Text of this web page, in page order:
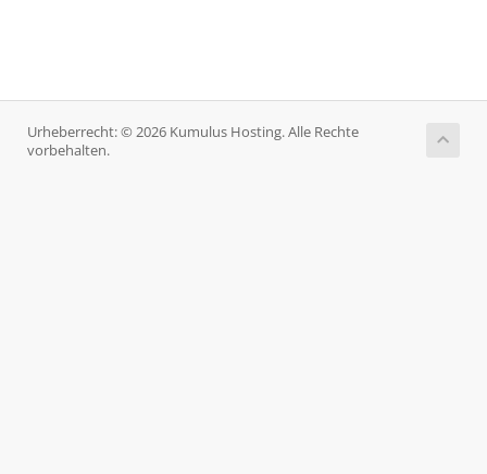
Urheberrecht: © 2026 Kumulus Hosting. Alle Rechte
vorbehalten.